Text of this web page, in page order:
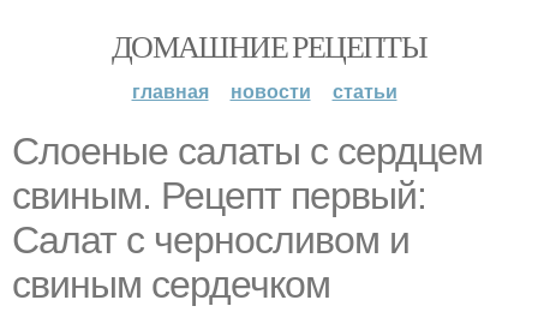
ДОМАШНИЕ РЕЦЕПТЫ
главная новости статьи
Слоеные салаты с сердцем
свиным. Рецепт первый:
Салат с черносливом и
свиным сердечком